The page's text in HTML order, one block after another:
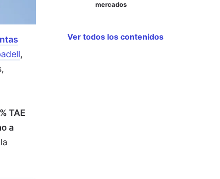
,
TAE
a
mercados
Ver todos los contenidos